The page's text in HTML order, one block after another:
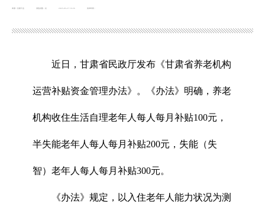
浏览次数： 发布时间：
2025-05-27 16:26
近日，甘肃省民政厅发布《甘肃省养老机构
运营补贴资金管理办法》。《办法》明确，养老
机构收住生活自理老年人每人每月补贴100元，
半失能老年人每人每月补贴200元，失能（失
智）老年人每人每月补贴300元。
《办法》规定，以入住老年人能力状况为测